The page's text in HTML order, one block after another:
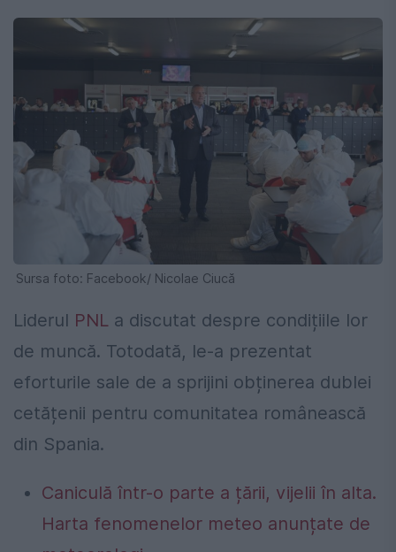
Sursa foto: Facebook/ Nicolae Ciucă
Liderul PNL a discutat despre condițiile lor
de muncă. Totodată, le-a prezentat
eforturile sale de a sprijini obținerea dublei
cetățenii pentru comunitatea românească
din Spania.
Caniculă într-o parte a țării, vijelii în alta.
Harta fenomenelor meteo anunțate de